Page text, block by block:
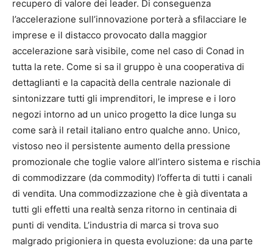
recupero di valore dei leader. Di conseguenza
l’accelerazione sull’innovazione porterà a sfilacciare le
imprese e il distacco provocato dalla maggior
accelerazione sarà visibile, come nel caso di Conad in
tutta la rete. Come si sa il gruppo è una cooperativa di
dettaglianti e la capacità della centrale nazionale di
sintonizzare tutti gli imprenditori, le imprese e i loro
negozi intorno ad un unico progetto la dice lunga su
come sarà il retail italiano entro qualche anno. Unico,
vistoso neo il persistente aumento della pressione
promozionale che toglie valore all’intero sistema e rischia
di commodizzare (da commodity) l’offerta di tutti i canali
di vendita. Una commodizzazione che è già diventata a
tutti gli effetti una realtà senza ritorno in centinaia di
punti di vendita. L’industria di marca si trova suo
malgrado prigioniera in questa evoluzione: da una parte